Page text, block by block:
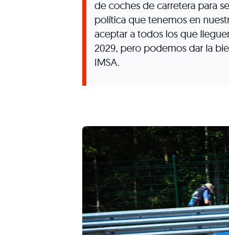
de coches de carretera para
política que tenemos en
aceptar a todos los que
2029, pero podemos dar la
IMSA.